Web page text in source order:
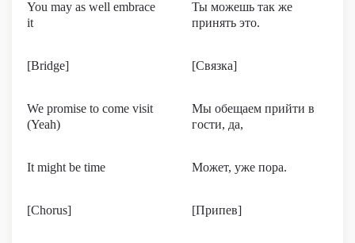
You may as well embrace
it
Ты можешь так же
принять это.
[Bridge] [Связка]
We promise to come visit
(Yeah)
Мы обещаем прийти в
гости, да,
It might be time Может, уже пора.
[Chorus] [Припев]